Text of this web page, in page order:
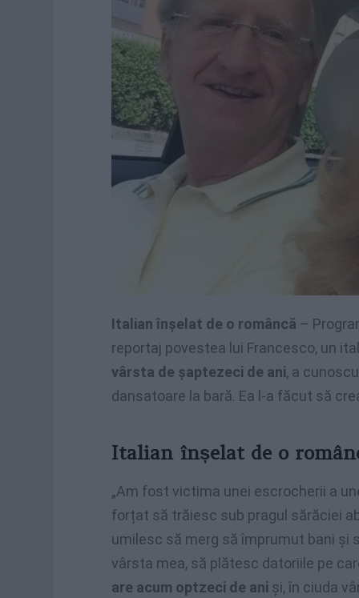
Italian înșelat de o româncă –
reportaj povestea lui Francesco, un
vârsta de șaptezeci de ani, a
dansatoare la bară. Ea l-a făcut să
Italian înșelat de o
„Am fost victima unei escrocherii a
forțat să trăiesc sub pragul sărăciei
umilesc să merg să împrumut bani și
vârsta mea, să plătesc datoriile pe
are acum optzeci de ani și, în ciuda